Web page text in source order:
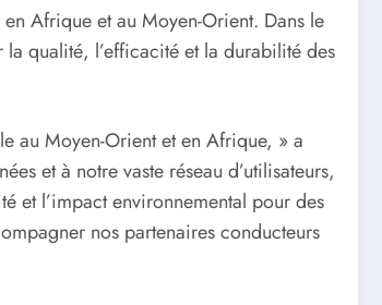
Afrique et au Moyen-Orient. Dans le
qualité, l’efficacité et la durabilité des
au Moyen-Orient et en Afrique, » a
et à notre vaste réseau d’utilisateurs,
et l’impact environnemental pour des
nos partenaires conducteurs